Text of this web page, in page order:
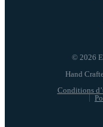
© 2026
Conditions